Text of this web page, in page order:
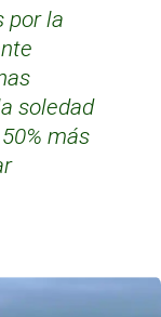
por la
soledad
más